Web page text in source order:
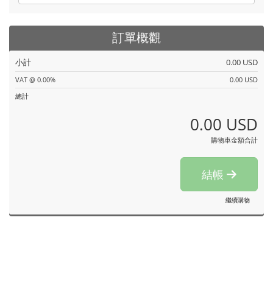
訂單概觀
小計 0.00 USD
VAT @ 0.00%
0.00 USD
總計
0.00 USD
購物車金額合計
結帳
繼續購物